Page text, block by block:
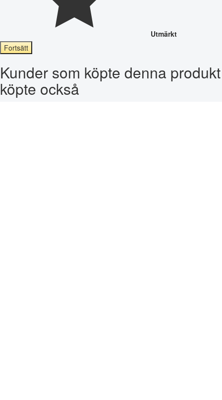
Utmärkt
Fortsätt
Kunder som köpte denna produkt
köpte också